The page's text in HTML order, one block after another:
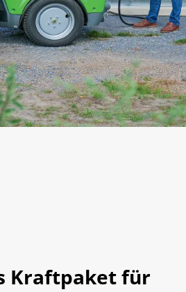
Kraftpaket für